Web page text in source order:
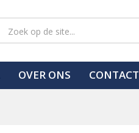
OVER ONS CONTACT